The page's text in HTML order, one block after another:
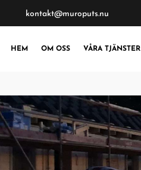
kontakt@muroputs.nu
HEM OM OSS VÅRA TJÄNSTER